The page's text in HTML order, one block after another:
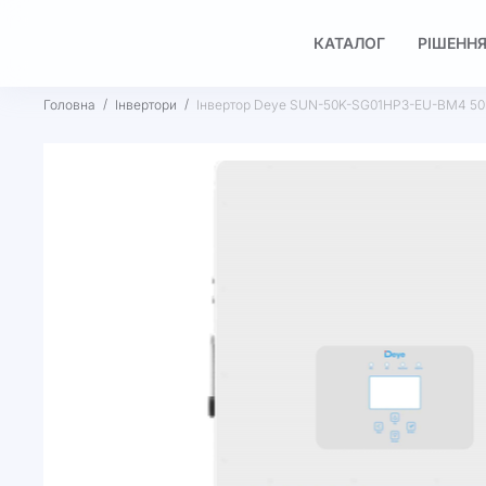
КАТАЛОГ
Головна Інвертори Інвертор Deye SUN-50K-SG01HP3-EU-BM4